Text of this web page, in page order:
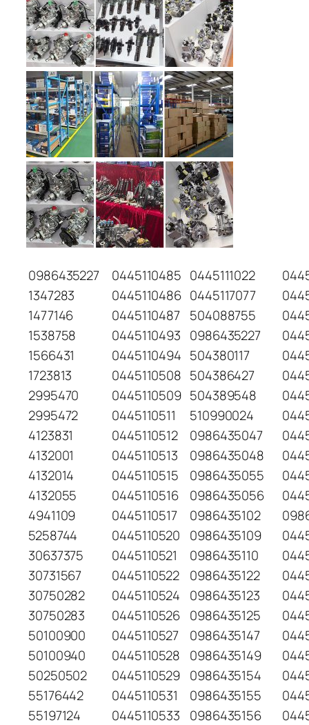
0986435227 0445110485 0445111022
1347283
0445110486 0445117077
1477146
0445110487 504088755
1538758
0445110493 0986435227
1566431
0445110494 504380117
1723813
0445110508 504386427
2995470
0445110509 504389548
2995472
0445110511 510990024
4123831
0445110512 0986435047
4132001
0445110513 0986435048
4132014
0445110515 0986435055
4132055
0445110516 0986435056
4941109
0445110517 0986435102
5258744
0445110520 0986435109
30637375
0445110521 0986435110
30731567
0445110522 0986435122
30750282
0445110524 0986435123
30750283
0445110526 0986435125
50100900
0445110527 0986435147
50100940
0445110528 0986435149
50250502
0445110529 0986435154
55176442
0445110531 0986435155
55197124
0445110533 0986435156